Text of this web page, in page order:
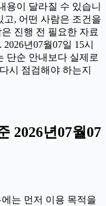
용이 달라질 수 있습니
고, 어떤 사람은 조건을
진행 전 필요한 자료
년07월07일 15시
단순 안내보다 실제로
시 점검해야 하는지
2026년07월07
는 먼저 이용 목적을